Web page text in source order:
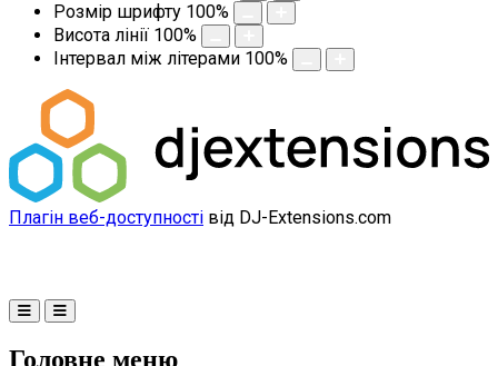
Розмір шрифту 100%
Висота лінії 100%
Інтервал між літерами 100%
Плагін веб-доступності від DJ-Extensions.com
Головне меню